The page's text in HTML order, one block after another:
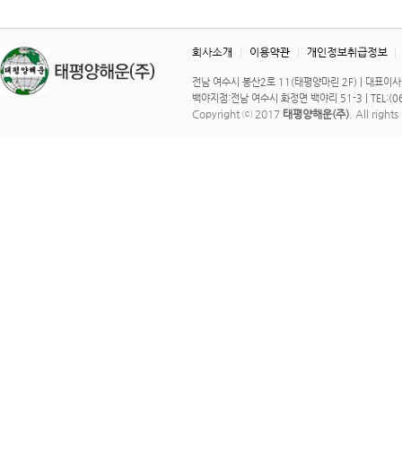
전남 여수시 봉산2로 11(태평양마린 2F) | 대표
백야지점:전남 여수시 화정면 백야리 51-3 |
Copyright ⓒ 2017 태평양해운(주) . All